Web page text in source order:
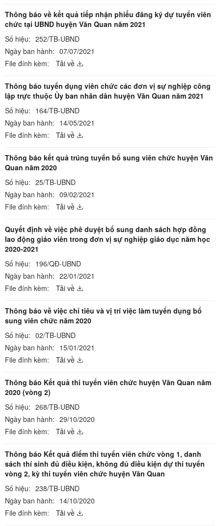
Thông báo về kết quả tiếp nhận phiếu đăng ký dự tuyển viên
chức tại UBND huyện Văn Quan năm 2021
Số hiệu: 252/TB-UBND
Ngày ban hành: 07/07/2021
File đính kèm:
Tải về
Thông báo tuyển dụng viên chức các đơn vị sự nghiệp công
lập trực thuộc Ủy ban nhân dân huyện Văn Quan năm 2021
Số hiệu: 164/TB-UBND
Ngày ban hành: 14/05/2021
File đính kèm:
Tải về
Thông báo kết quả trúng tuyển bổ sung viên chức huyện Văn
Quan năm 2020
Số hiệu: 25/TB-UBND
Ngày ban hành: 09/02/2021
File đính kèm:
Tải về
Quyết định về việc phê duyệt bổ sung danh sách hợp đồng
lao động giáo viên trong đơn vị sự nghiệp giáo dục năm học
2020-2021
Số hiệu: 196/QĐ-UBND
Ngày ban hành: 22/01/2021
File đính kèm:
Tải về
Thông báo về việc chỉ tiêu và vị trí việc làm tuyển dụng bổ
sung viên chức năm 2020
Số hiệu: 02/TB-UBND
Ngày ban hành: 15/01/2021
File đính kèm:
Tải về
Thông báo Kết quả thi tuyển viên chức huyện Văn Quan năm
2020 (vòng 2)
Số hiệu: 268/TB-UBND
Ngày ban hành: 29/10/2020
File đính kèm:
Tải về
Thông báo Kết quả điểm thi tuyển viên chức vòng 1, danh
sách thí sinh đủ điều kiện, không đủ điều kiện dự thi tuyển
vòng 2, kỳ thi tuyển viên chức huyện Văn Quan
Số hiệu: 238/TB-UBND
Ngày ban hành: 14/10/2020
File đính kèm:
Tải về